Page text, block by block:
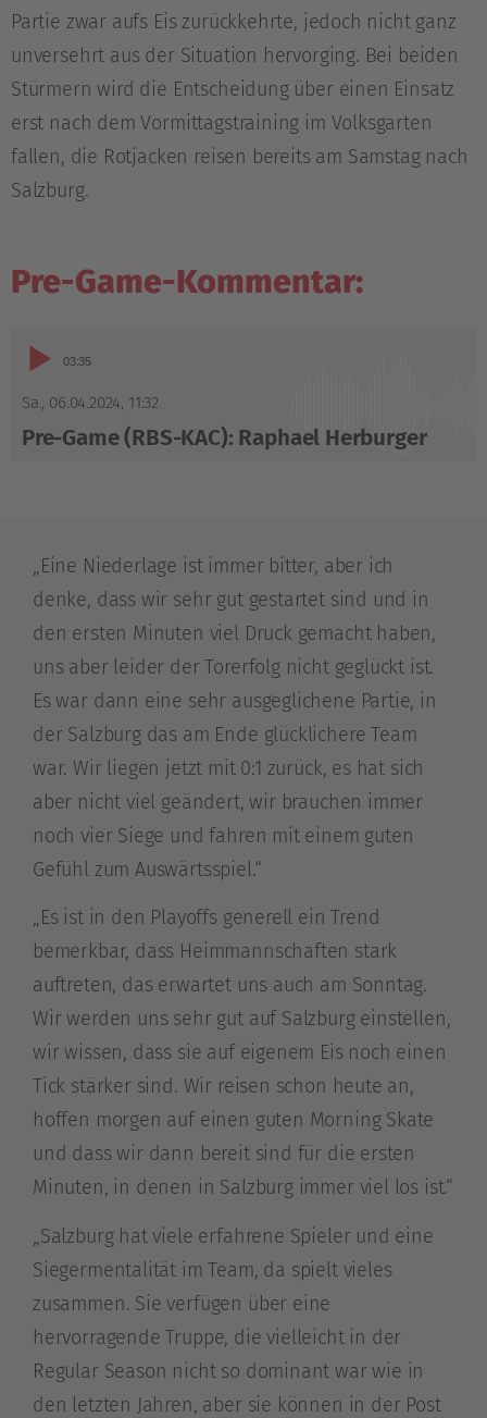
Partie zwar aufs Eis zurückkehrte, jedoch nicht ganz
unversehrt aus der Situation hervorging. Bei beiden
Stürmern wird die Entscheidung über einen Einsatz
erst nach dem Vormittagstraining im Volksgarten
fallen, die Rotjacken reisen bereits am Samstag nach
Salzburg.
Pre-Game-Kommentar:
Audio-03:35
Sa., 06.04.2024, 11:32
Pre-Game (RBS-KAC): Raphael Herburger
„Eine Niederlage ist immer bitter, aber ich
denke, dass wir sehr gut gestartet sind und in
den ersten Minuten viel Druck gemacht haben,
uns aber leider der Torerfolg nicht geglückt ist.
Es war dann eine sehr ausgeglichene Partie, in
der Salzburg das am Ende glücklichere Team
war. Wir liegen jetzt mit 0:1 zurück, es hat sich
aber nicht viel geändert, wir brauchen immer
noch vier Siege und fahren mit einem guten
Gefühl zum Auswärtsspiel.“
„Es ist in den Playoffs generell ein Trend
bemerkbar, dass Heimmannschaften stark
auftreten, das erwartet uns auch am Sonntag.
Wir werden uns sehr gut auf Salzburg einstellen,
wir wissen, dass sie auf eigenem Eis noch einen
Tick stärker sind. Wir reisen schon heute an,
hoffen morgen auf einen guten Morning Skate
und dass wir dann bereit sind für die ersten
Minuten, in denen in Salzburg immer viel los ist.“
„Salzburg hat viele erfahrene Spieler und eine
Siegermentalität im Team, da spielt vieles
zusammen. Sie verfügen über eine
hervorragende Truppe, die vielleicht in der
Regular Season nicht so dominant war wie in
den letzten Jahren, aber sie können in der Post